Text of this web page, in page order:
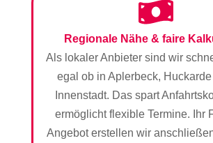
Regionale Nähe & faire
Als lokaler Anbieter sind wir
egal ob in Aplerbeck,
Innenstadt. Das spart
ermöglicht flexible Termine. Ihr
Angebot erstellen wir